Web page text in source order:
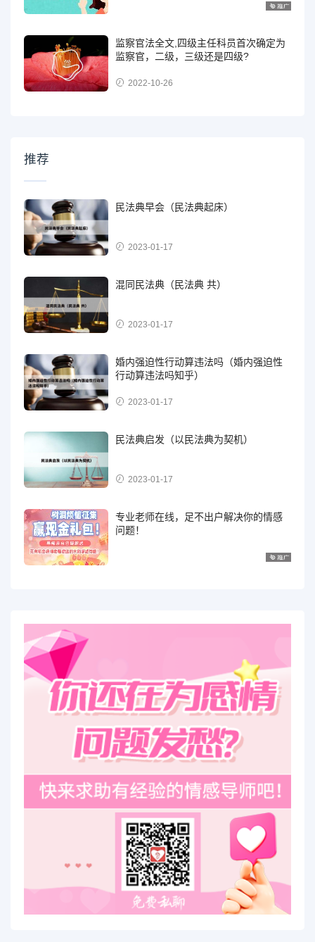
监察官法全文,四级主任科员首次确定为
监察官，二级，三级还是四级?
2022-10-26
推荐
民法典早会（民法典起床）
2023-01-17
混同民法典（民法典 共）
2023-01-17
婚内强迫性行动算违法吗（婚内强迫性
行动算违法吗知乎）
2023-01-17
民法典启发（以民法典为契机）
2023-01-17
专业老师在线，足不出户解决你的情感
问题！